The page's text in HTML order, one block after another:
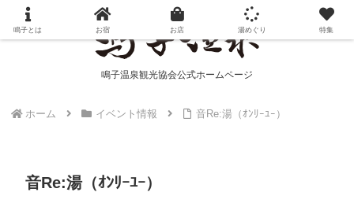
鳴子温泉観光協会公式ホームページ
ホーム イベント情報 音Re:湯（ｵﾝﾘｰﾕｰ）
音Re:湯（ｵﾝﾘｰﾕｰ）
鳴子とは お宿 お店 湯めぐり 特集